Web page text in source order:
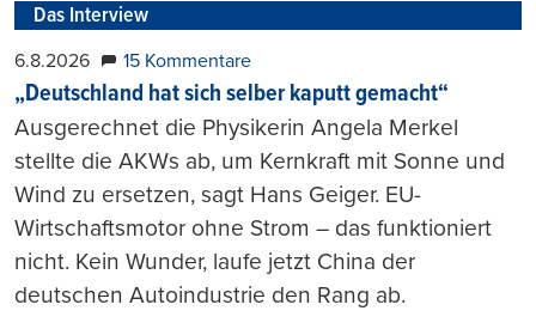
Das Interview
6.8.2026 15 Kommentare
„Deutschland hat sich selber kaputt gemacht“
Ausgerechnet die Physikerin Angela Merkel
stellte die AKWs ab, um Kernkraft mit Sonne und
Wind zu ersetzen, sagt Hans Geiger. EU-
Wirtschaftsmotor ohne Strom – das funktioniert
nicht. Kein Wunder, laufe jetzt China der
deutschen Autoindustrie den Rang ab.